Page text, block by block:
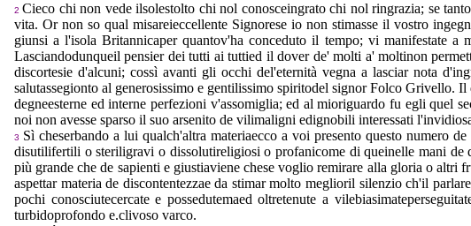
2Cieco chi non vede ilsolestolto chi nol conosceingrato chi nol ringrazia; se
vita. Or non so qual misareieccellente Signorese io non stimasse il vostro
giunsi a l'isola Britannicaper quantov'ha conceduto il tempo; vi manifestate a
Lasciandodunqueil pensier dei tutti ai tuttied il dover de' molti a' moltinon
discortesie d'alcuni; cossì avanti gli occhi del'eternità vegna a lasciar nota
salutassegionto al generosissimo e gentilissimo spiritodel signor Folco Grivello.
degneesterne ed interne perfezioni v'assomiglia; ed al mioriguardo fu egli quel
noi non avesse sparso il suo arsenito de vilimaligni edignobili interessati
3 Sì cheserbando a lui qualch'altra materiaecco a voi presento questo numero
disutilifertili o steriligravi o dissolutireligiosi o profanicome di queinelle mani de
più grande che de sapienti e giustiaviene chese voglio remirare alla gloria o altri
aspettar materia de discontentezzae da stimar molto meglioril silenzio ch'il
pochi conosciutecercate e possedutemaed oltretenute a
turbidoprofondo e.clivoso varco.